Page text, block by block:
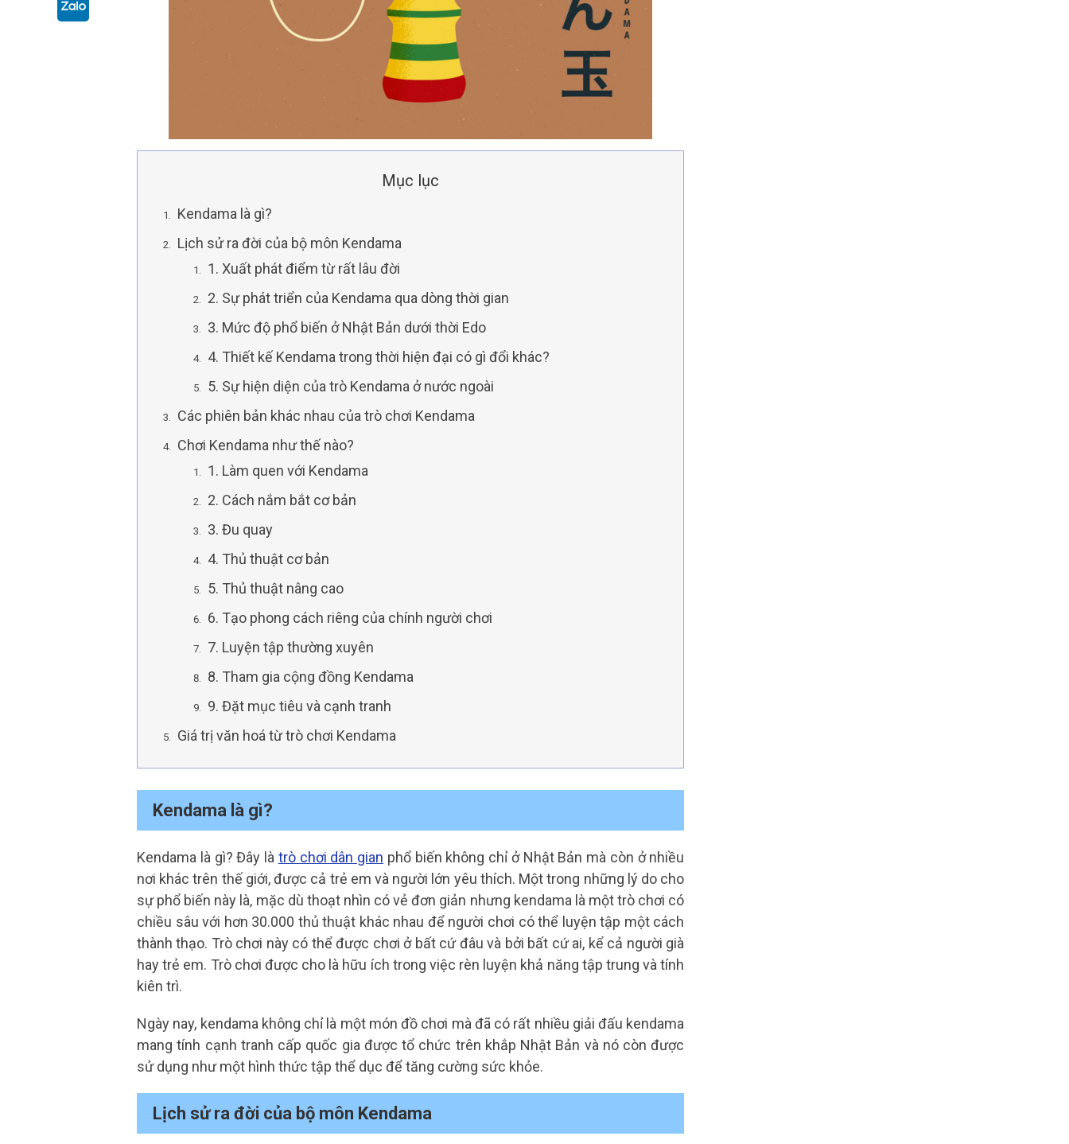
Mục lục
Kendama là gì?
Lịch sử ra đời của bộ môn Kendama
1. Xuất phát điểm từ rất lâu đời
2. Sự phát triển của Kendama qua dòng thời gian
3. Mức độ phổ biến ở Nhật Bản dưới thời Edo
4. Thiết kế Kendama trong thời hiện đại có gì đổi khác?
5. Sự hiện diện của trò Kendama ở nước ngoài
Các phiên bản khác nhau của trò chơi Kendama
Chơi Kendama như thế nào?
1. Làm quen với Kendama
2. Cách nắm bắt cơ bản
3. Đu quay
4. Thủ thuật cơ bản
5. Thủ thuật nâng cao
6. Tạo phong cách riêng của chính người chơi
7. Luyện tập thường xuyên
8. Tham gia cộng đồng Kendama
9. Đặt mục tiêu và cạnh tranh
Giá trị văn hoá từ trò chơi Kendama
Kendama là gì?
Kendama là gì? Đây là trò chơi dân gian phổ biến không chỉ ở Nhật Bản mà còn ở nhiều
nơi khác trên thế giới, được cả trẻ em và người lớn yêu thích. Một trong những lý do cho
sự phổ biến này là, mặc dù thoạt nhìn có vẻ đơn giản nhưng kendama là một trò chơi có
chiều sâu với hơn 30.000 thủ thuật khác nhau để người chơi có thể luyện tập một cách
thành thạo. Trò chơi này có thể được chơi ở bất cứ đâu và bởi bất cứ ai, kể cả người già
hay trẻ em. Trò chơi được cho là hữu ích trong việc rèn luyện khả năng tập trung và tính
kiên trì.
Ngày nay, kendama không chỉ là một món đồ chơi mà đã có rất nhiều giải đấu kendama
mang tính cạnh tranh cấp quốc gia được tổ chức trên khắp Nhật Bản và nó còn được
sử dụng như một hình thức tập thể dục để tăng cường sức khỏe.
Lịch sử ra đời của bộ môn Kendama